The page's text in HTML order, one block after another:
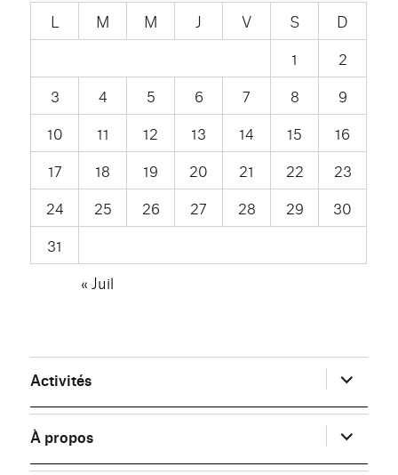
L M M J V S
D
1
2
3
4 5 6 7 8
9
10
11 12 13 14 15
16
17
18 19 20 21 22
23
24
25 26 27 28 29
30
31
« Juil
Activités ouvrir
le
sous-
menu
À propos
ouvrir
le
sous-